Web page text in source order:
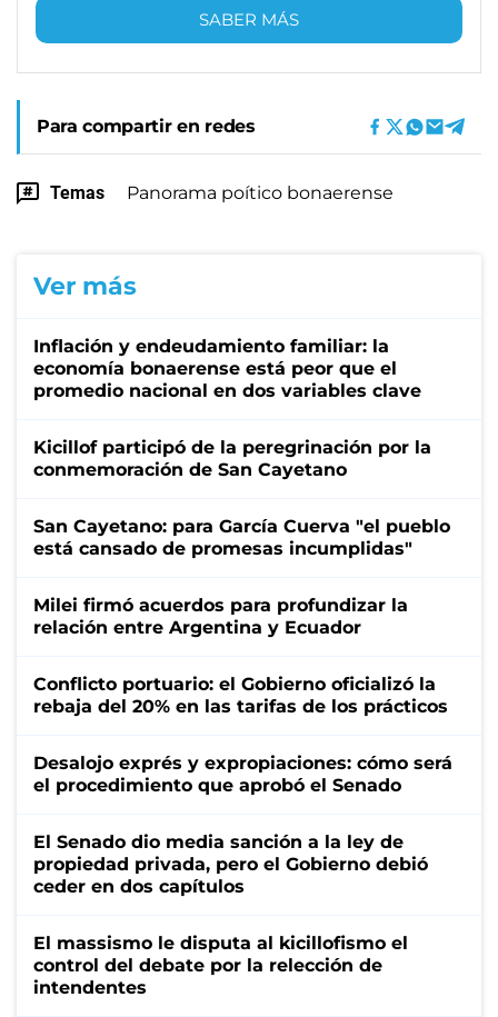
SABER MÁS
Para compartir en redes
Temas Panorama poítico bonaerense
Ver más
Inflación y endeudamiento familiar: la
economía bonaerense está peor que el
promedio nacional en dos variables clave
Kicillof participó de la peregrinación por la
conmemoración de San Cayetano
San Cayetano: para García Cuerva "el pueblo
está cansado de promesas incumplidas"
Milei firmó acuerdos para profundizar la
relación entre Argentina y Ecuador
Conflicto portuario: el Gobierno oficializó la
rebaja del 20% en las tarifas de los prácticos
Desalojo exprés y expropiaciones: cómo será
el procedimiento que aprobó el Senado
El Senado dio media sanción a la ley de
propiedad privada, pero el Gobierno debió
ceder en dos capítulos
El massismo le disputa al kicillofismo el
control del debate por la relección de
intendentes